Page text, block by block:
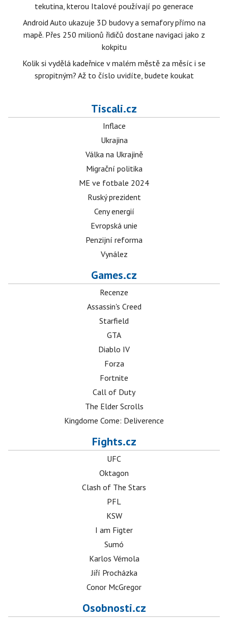
tekutina, kterou Italové používají po generace
Android Auto ukazuje 3D budovy a semafory přímo na
mapě. Přes 250 milionů řidičů dostane navigaci jako z
kokpitu
Kolik si vydělá kadeřnice v malém městě za měsíc i se
spropitným? Až to číslo uvidíte, budete koukat
Tiscali.cz
Inflace
Ukrajina
Válka na Ukrajině
Migrační politika
ME ve fotbale 2024
Ruský prezident
Ceny energií
Evropská unie
Penzijní reforma
Vynález
Games.cz
Recenze
Assassin's Creed
Starfield
GTA
Diablo IV
Forza
Fortnite
Call of Duty
The Elder Scrolls
Kingdome Come: Deliverence
Fights.cz
UFC
Oktagon
Clash of The Stars
PFL
KSW
I am Figter
Sumó
Karlos Vémola
Jiří Procházka
Conor McGregor
Osobnosti.cz